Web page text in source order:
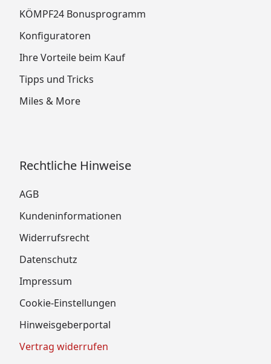
KÖMPF24 Bonusprogramm
Konfiguratoren
Ihre Vorteile beim Kauf
Tipps und Tricks
Miles & More
Rechtliche Hinweise
AGB
Kundeninformationen
Widerrufsrecht
Datenschutz
Impressum
Cookie-Einstellungen
Hinweisgeberportal
Vertrag widerrufen